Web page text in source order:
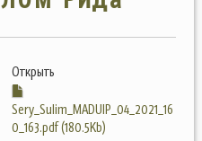
Открыть
Sery_Sulim_MADUIP_04_2021_16
0_163.pdf (180.5Kb)